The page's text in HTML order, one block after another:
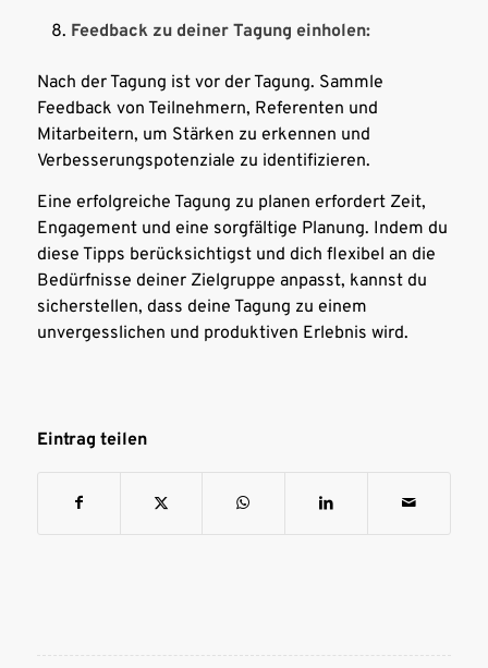
Feedback zu deiner Tagung einholen:
Nach der Tagung ist vor der Tagung. Sammle
Feedback von Teilnehmern, Referenten und
Mitarbeitern, um Stärken zu erkennen und
Verbesserungspotenziale zu identifizieren.
Eine erfolgreiche Tagung zu planen erfordert Zeit,
Engagement und eine sorgfältige Planung. Indem du
diese Tipps berücksichtigst und dich flexibel an die
Bedürfnisse deiner Zielgruppe anpasst, kannst du
sicherstellen, dass deine Tagung zu einem
unvergesslichen und produktiven Erlebnis wird.
Eintrag teilen